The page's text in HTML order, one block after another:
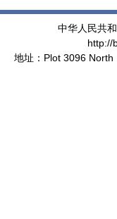
中华人民共
http://
地址：Plot 3096